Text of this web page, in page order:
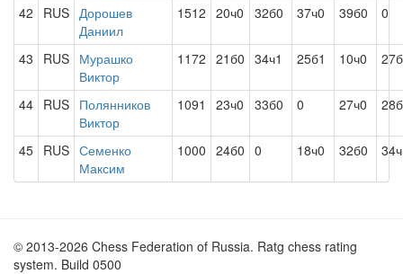
42 RUS Дорошев
Даниил
1512 20ч0 32б0 37ч0 39б0 0
43 RUS Мурашко
Виктор
1172 21б0 34ч1 25б1 10ч0
44 RUS Полянников
Виктор
1091 23ч0 33б0 0 27ч0
45 RUS Семенко
Максим
1000 24б0 0 18ч0 32б0
© 2013-2026 Chess Federation of Russia. Ratg chess rating
system. Build 0500